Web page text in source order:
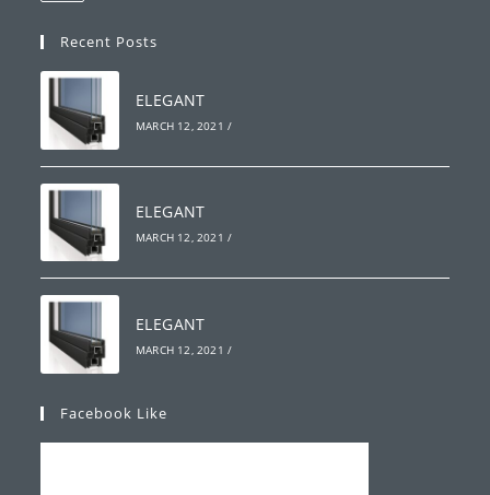
Recent Posts
ELEGANT
MARCH 12, 2021 /
ELEGANT
MARCH 12, 2021 /
ELEGANT
MARCH 12, 2021 /
Facebook Like